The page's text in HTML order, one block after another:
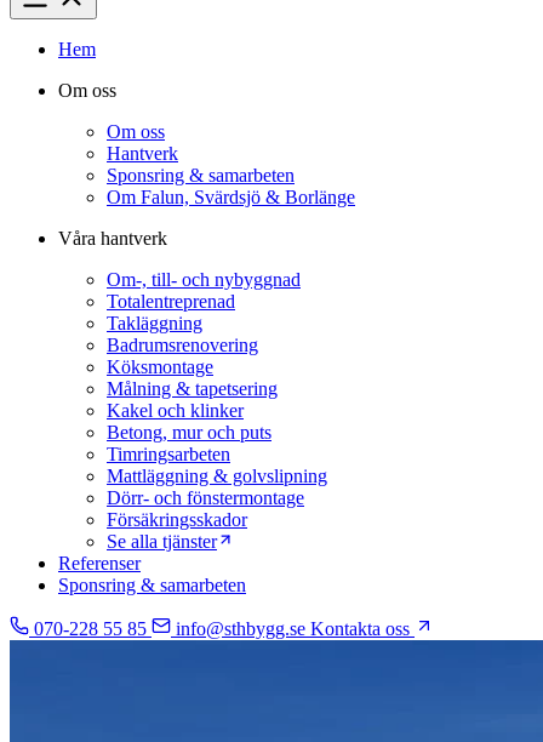
Hem
Om oss
Om oss
Hantverk
Sponsring & samarbeten
Om Falun, Svärdsjö & Borlänge
Våra hantverk
Om-, till- och nybyggnad
Totalentreprenad
Takläggning
Badrumsrenovering
Köksmontage
Målning & tapetsering
Kakel och klinker
Betong, mur och puts
Timringsarbeten
Mattläggning & golvslipning
Dörr- och fönstermontage
Försäkringsskador
Se alla tjänster
Referenser
Sponsring & samarbeten
070-228 55 85 info@sthbygg.se Kontakta oss